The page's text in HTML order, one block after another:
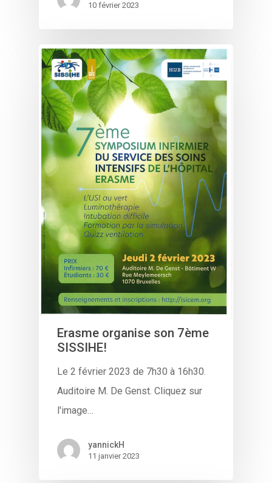
10 février 2023
Erasme organise son 7ème
SISSIHE!
Le 2 février 2023 de 7h30 à 16h30.
Auditoire M. De Genst. Cliquez sur
l'image…
yannickH
11 janvier 2023